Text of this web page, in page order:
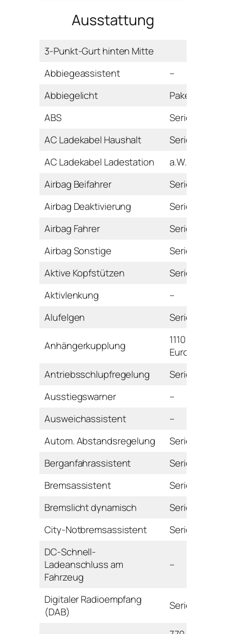
Ausstattung
3-Punkt-Gurt hinten Mitte
Abbiegeassistent
–
Abbiegelicht
Paket
ABS
Serie
AC Ladekabel Haushalt
Serie
AC Ladekabel Ladestation
a.W.
Airbag Beifahrer
Serie
Airbag Deaktivierung
Serie
Airbag Fahrer
Serie
Airbag Sonstige
Serie
Aktive Kopfstützen
Serie
Aktivlenkung
–
Alufelgen
Serie
Anhängerkupplung
1110
Euro
Antriebsschlupfregelung
Serie
Ausstiegswarner
–
Ausweichassistent
–
Autom. Abstandsregelung
Serie
Berganfahrassistent
Serie
Bremsassistent
Serie
Bremslicht dynamisch
Serie
City-Notbremsassistent
Serie
DC-Schnell-
Ladeanschluss am
Fahrzeug
–
Digitaler Radioempfang
(DAB)
Serie